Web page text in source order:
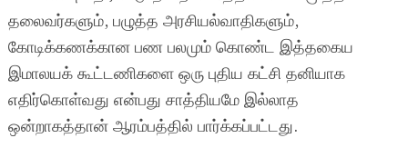
தலைவர்களும், பழுத்த அரசியல்வாதிகளும்,
கோடிக்கணக்கான பண பலமும் கொண்ட இத்தகைய
இமாலயக் கூட்டணிகளை ஒரு புதிய கட்சி தனியாக
எதிர்கொள்வது என்பது சாத்தியமே இல்லாத
ஒன்றாகத்தான் ஆரம்பத்தில் பார்க்கப்பட்டது.